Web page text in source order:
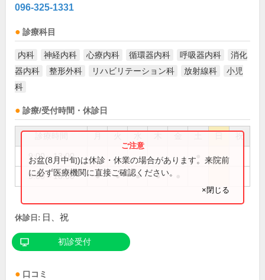
096-325-1331
診療科目
内科 神経内科 心療内科 循環器内科 呼吸器内科
消化
器内科
整形外科 リハビリテーション科 放射線科
小児
科
診療/受付時間・休診日
祝
9:00～13:00
9:00～18:00 ● ● ● ●
お盆(8月中旬)は休診・休業の場合があります。来院前
に必ず医療機関に直接ご確認ください。
×閉じる
休診日: 日、祝
初診受付
口コミ